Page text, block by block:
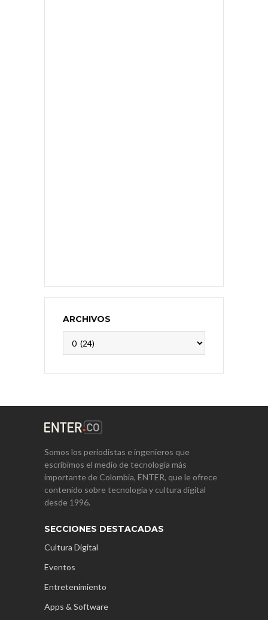
ARCHIVOS
Somos los periodistas e ingenieros que
escribimos el medio de tecnología más
importante de Colombia, ENTER, que le ofrece
contenido sobre tecnología y cultura digital
desde 1996.
SECCIONES DESTACADAS
Cultura Digital
Eventos
Entretenimiento
Apps & Software